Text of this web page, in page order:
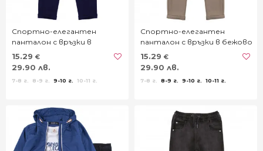
Спортно-елегантен
панталон с връзки в
тъмносиньо
15.29 €
29.90 лв.
7-8 г. 8-9 г. 9-10 г. 10-11 г.
Спортно-елегантен
панталон с връзки в бежово
15.29 €
29.90 лв.
7-8 г. 8-9 г. 9-10 г. 10-11 г.